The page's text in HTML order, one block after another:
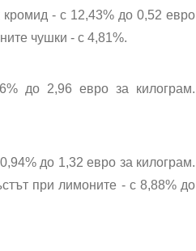
кромид - с 12,43% до 0,52 евро
чушки - с 4,81%.
до 2,96 евро за килограм.
до 1,32 евро за килограм.
при лимоните - с 8,88% до